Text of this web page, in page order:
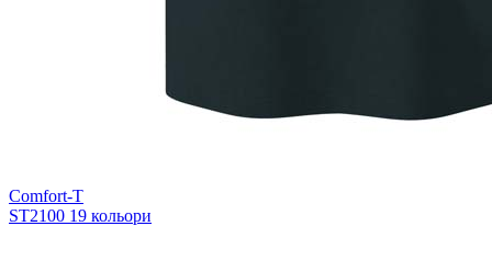
Comfort-T
ST2100 19 кольори